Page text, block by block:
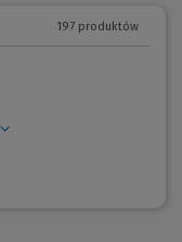
197 produktów